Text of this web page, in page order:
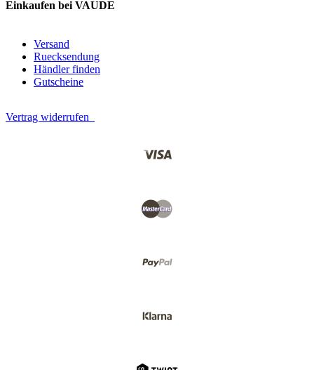
Einkaufen bei VAUDE
Versand
Ruecksendung
Händler finden
Gutscheine
Vertrag widerrufen